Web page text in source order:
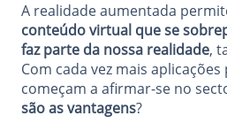
A realidade aumentada
conteúdo virtual que se
faz parte da nossa realidade,
Com cada vez mais
começam a afirmar-se no
são as vantagens?